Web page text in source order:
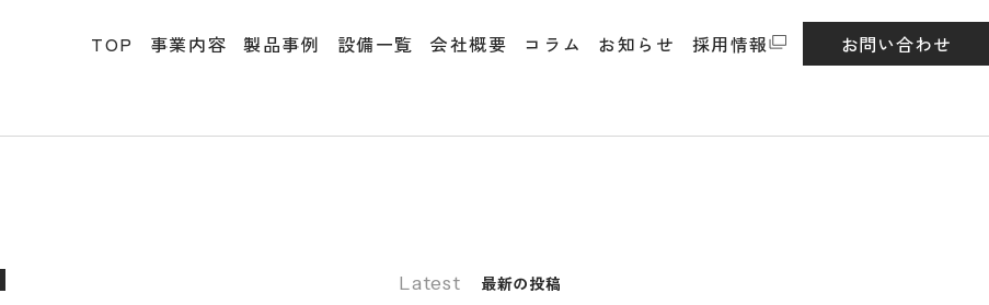
TOP 事業内容 製品事例 設備一覧 会社概要 コラム お知らせ 採用情報 お問い合わせ
Latest 最新の投稿